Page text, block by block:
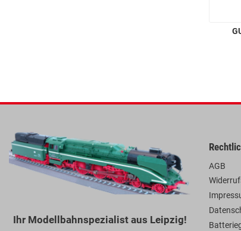
Ihr Modellbahnspezialist aus Leipzig!
AGB